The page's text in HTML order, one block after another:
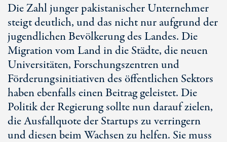
Die Zahl junger pakistanischer Unternehmer
steigt deutlich, und das nicht nur aufgrund der
jugendlichen Bevölkerung des Landes. Die
Migration vom Land in die Städte, die neuen
Universitäten, Forschungszentren und
Förderungsinitiativen des öffentlichen Sektors
haben ebenfalls einen Beitrag geleistet. Die
Politik der Regierung sollte nun darauf zielen,
die Ausfallquote der Startups zu verringern
und diesen beim Wachsen zu helfen. Sie muss